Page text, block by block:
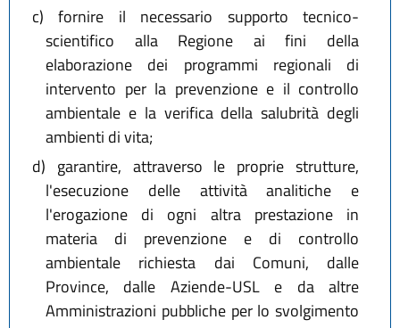
c) fornire il necessario supporto tecnico-
scientifico alla Regione ai fini della
elaborazione dei programmi regionali di
intervento per la prevenzione e il controllo
ambientale e la verifica della salubrità degli
ambienti di vita;
d) garantire, attraverso le proprie strutture,
l'esecuzione delle attività analitiche e
l'erogazione di ogni altra prestazione in
materia di prevenzione e di controllo
ambientale richiesta dai Comuni, dalle
Province, dalle Aziende-USL e da altre
Amministrazioni pubbliche per lo svolgimento